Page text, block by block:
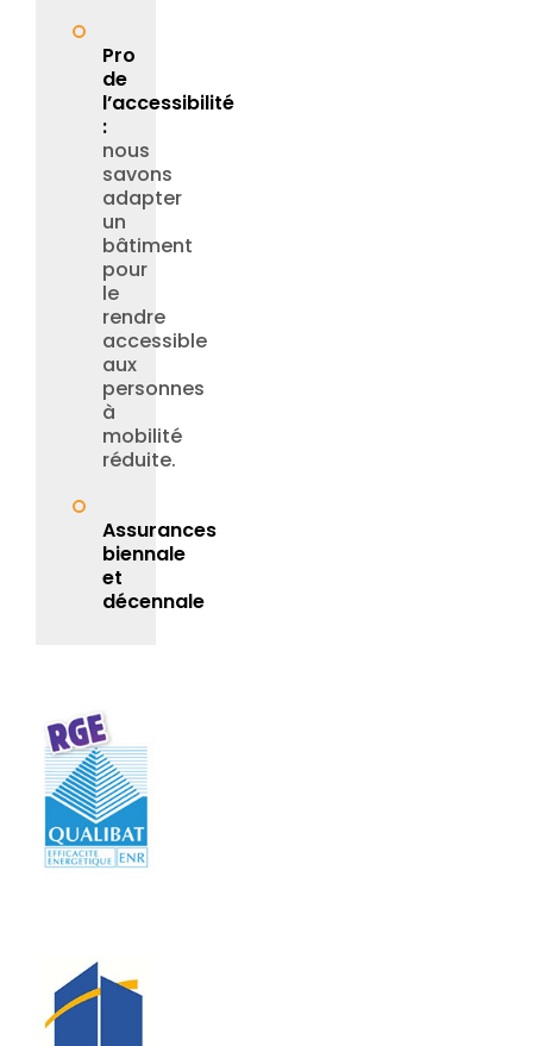
Pro
de
l’accessibilité
:
nous
savons
adapter
un
bâtiment
pour
le
rendre
accessible
aux
personnes
à
mobilité
réduite.
Assurances
biennale
et
décennale